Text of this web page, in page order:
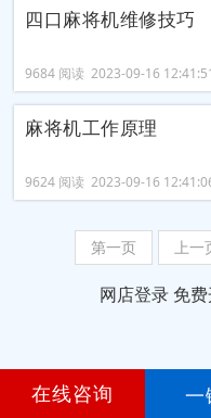
四口麻将机维修技巧
9684 阅读 2023-09-16 12:41:51
麻将机工作原理
9624 阅读 2023-09-16
第一页 上一
网店登录 免
在线咨询 一